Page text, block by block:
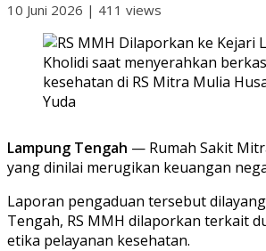
10 Juni 2026 | 411 views
Kholidi saat menyerahkan
kesehatan di RS Mitra Mulia
Yuda
Lampung Tengah — Rumah Sakit
yang dinilai merugikan keuangan
Laporan pengaduan tersebut
Tengah, RS MMH dilaporkan terkait
etika pelayanan kesehatan.